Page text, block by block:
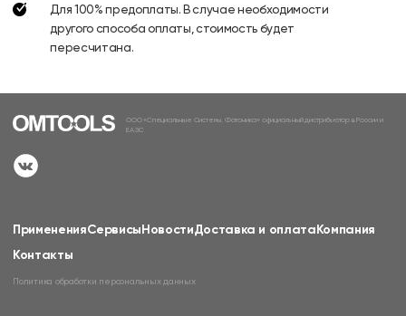
Для 100% предоплаты. В случае необходимости
другого способа оплаты, стоимость будет
пересчитана.
ООО «Специальные Системы. Фотоника» официальный дистрибьютор в России и
ЕАЭС
ПримененияСервисыНовостиДоставка и оплатаКомпания
Контакты
Политика обработки персональных данных